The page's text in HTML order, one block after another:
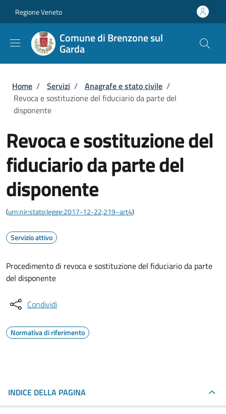
Regione Veneto
Comune di Brenzone sul
Garda
Briciole di pane
Home / Servizi / Anagrafe e stato civile /
Revoca e sostituzione del fiduciario da parte del
disponente
Revoca e sostituzione del
fiduciario da parte del
disponente
(urn:nir:stato:legge:2017-12-22;219~art4)
Servizio attivo
Procedimento di revoca e sostituzione del fiduciario da parte
del disponente
Condividi
Normativa di riferimento
INDICE DELLA PAGINA